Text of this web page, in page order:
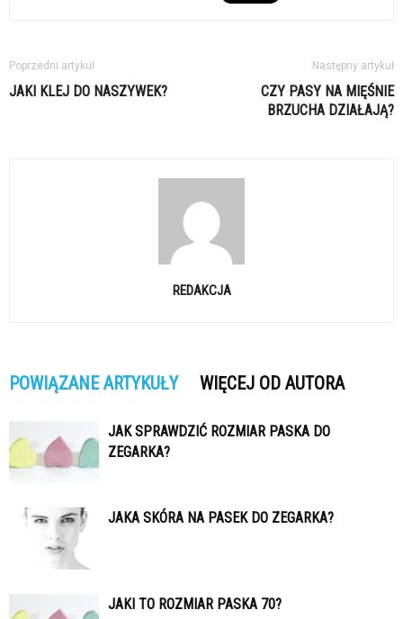
Poprzedni artykuł
JAKI KLEJ DO NASZYWEK?
Następny artykuł
CZY PASY NA MIĘŚNIE
BRZUCHA DZIAŁAJĄ?
REDAKCJA
POWIĄZANE ARTYKUŁY WIĘCEJ OD AUTORA
JAK SPRAWDZIĆ ROZMIAR PASKA DO
ZEGARKA?
JAKA SKÓRA NA PASEK DO ZEGARKA?
JAKI TO ROZMIAR PASKA 70?